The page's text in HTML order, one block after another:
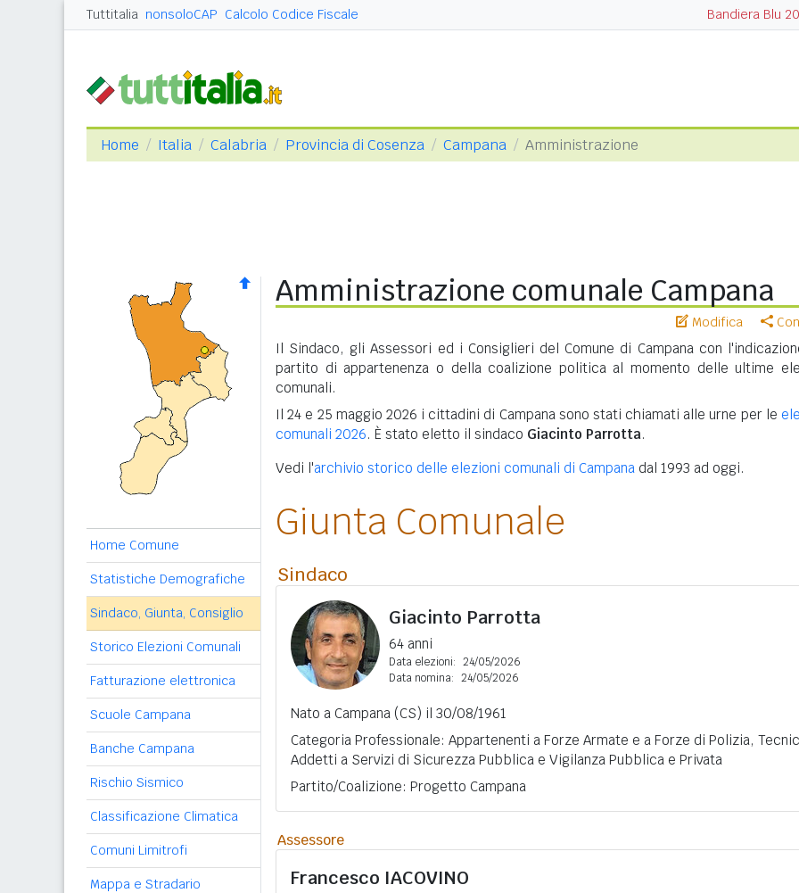
Tuttitalia nonsoloCAP Calcolo Codice Fiscale Bandiera Blu
Home Italia Calabria Provincia di Cosenza Campana Amministrazione
Home Comune
Statistiche Demografiche
Sindaco, Giunta, Consiglio
Storico Elezioni Comunali
Fatturazione elettronica
Scuole Campana
Banche Campana
Rischio Sismico
Classificazione Climatica
Comuni Limitrofi
Mappa e Stradario
Amministrazione comunale Campana
Modifica
Il Sindaco, gli Assessori ed i Consiglieri del Comune di Campana con
partito di appartenenza o della coalizione politica al momento delle ultime
comunali.
Il 24 e 25 maggio 2026 i cittadini di Campana sono stati chiamati alle urne per le
comunali 2026. È stato eletto il sindaco Giacinto Parrotta.
Vedi l'archivio storico delle elezioni comunali di Campana dal 1993 ad oggi.
Giunta Comunale
Sindaco
Giacinto Parrotta
64 anni
Data elezioni: 24/05/2026
Data nomina: 24/05/2026
Nato a Campana (CS) il 30/08/1961
Categoria Professionale: Appartenenti a Forze Armate e a Forze di Polizia,
Addetti a Servizi di Sicurezza Pubblica e Vigilanza Pubblica e Privata
Partito/Coalizione: Progetto Campana
Assessore
Francesco IACOVINO